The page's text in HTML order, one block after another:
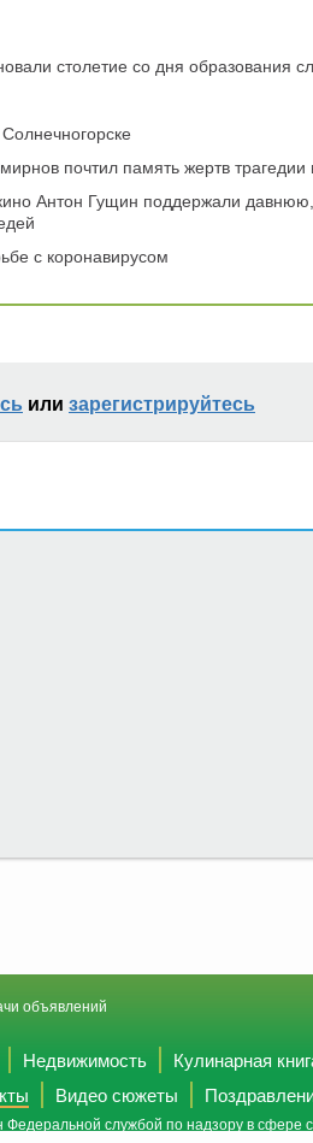
столетие со дня образования
почтил память жертв трагедии
Антон Гущин поддержали
с коронавирусом
или зарегистрируйтесь
объявлений
Недвижимость Кулинарная
Видео сюжеты
службой по надзору в сфере